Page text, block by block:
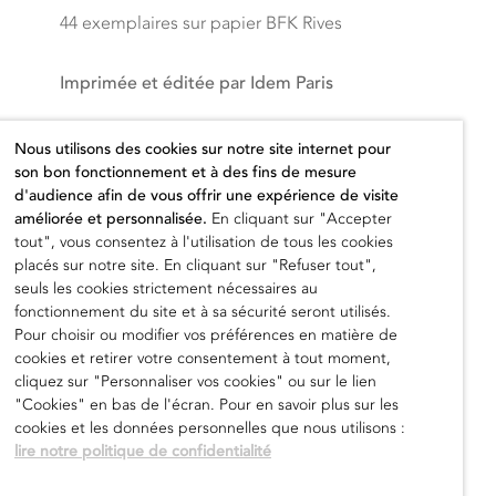
44 exemplaires sur papier BFK Rives
Imprimée et éditée par Idem Paris
Prix hors taxes
1.000,00 €
Ajouter au panier
Nous utilisons des cookies sur notre site internet pour
son bon fonctionnement et à des fins de mesure
d'audience afin de vous offrir une expérience de visite
améliorée et personnalisée. En cliquant sur "Accepter
tout", vous consentez à l'utilisation de tous les cookies
placés sur notre site. En cliquant sur "Refuser tout",
seuls les cookies strictement nécessaires au
fonctionnement du site et à sa sécurité seront utilisés.
Pour choisir ou modifier vos préférences en matière de
cookies et retirer votre consentement à tout moment,
cliquez sur "Personnaliser vos cookies" ou sur le lien
"Cookies" en bas de l'écran. Pour en savoir plus sur les
cookies et les données personnelles que nous utilisons :
lire notre politique de confidentialité